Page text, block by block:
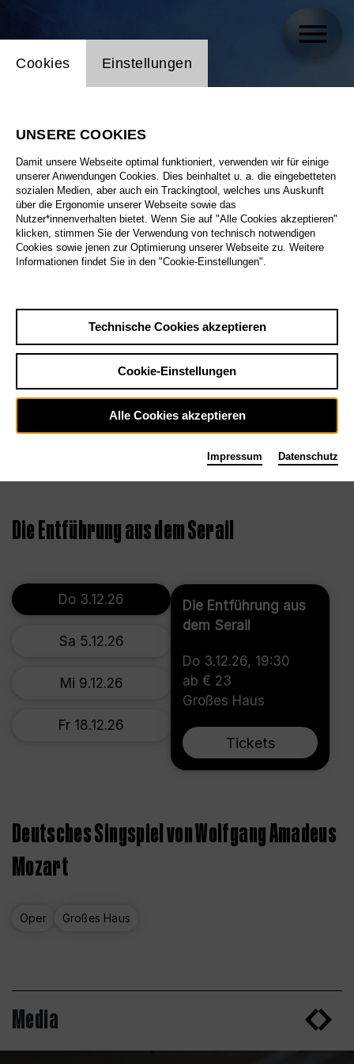
©2016, Thomas Aurin
Die Entführung aus dem Serail
Do 3.12.26
Sa 5.12.26
Mi 9.12.26
Fr 18.12.26
Die Entführung aus
dem Serail
Do 3.12.26, 19:30
ab € 23
Großes Haus
Tickets
Deutsches Singspiel von Wolfgang Amadeus
Mozart
Oper Großes Haus
Media
Einstellung Website Cookie
Cookies Einstellungen
UNSERE COOKIES
Damit unsere Webseite optimal funktioniert, verwenden wir für einige
unserer Anwendungen Cookies. Dies beinhaltet u. a. die eingebetteten
sozialen Medien, aber auch ein Trackingtool, welches uns Auskunft
über die Ergonomie unserer Webseite sowie das
Nutzer*innenverhalten bietet. Wenn Sie auf "Alle Cookies akzeptieren"
klicken, stimmen Sie der Verwendung von technisch notwendigen
Cookies sowie jenen zur Optimierung unserer Webseite zu. Weitere
Informationen findet Sie in den "Cookie-Einstellungen".
Technische Cookies akzeptieren
Cookie-Einstellungen
Alle Cookies akzeptieren
Impressum Datenschutz